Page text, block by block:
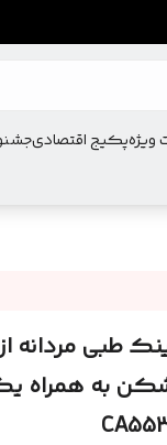
ویژهپکیج اقتصادی
به همراه